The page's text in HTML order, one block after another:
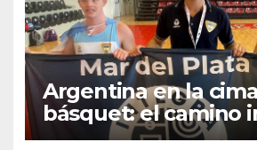
Argentina en la
básquet: el camino
esfuerzo familiar y